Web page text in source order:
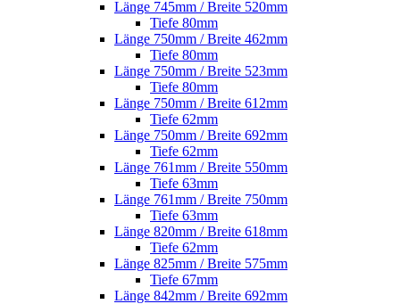
Länge 745mm / Breite 520mm
Tiefe 80mm
Länge 750mm / Breite 462mm
Tiefe 80mm
Länge 750mm / Breite 523mm
Tiefe 80mm
Länge 750mm / Breite 612mm
Tiefe 62mm
Länge 750mm / Breite 692mm
Tiefe 62mm
Länge 761mm / Breite 550mm
Tiefe 63mm
Länge 761mm / Breite 750mm
Tiefe 63mm
Länge 820mm / Breite 618mm
Tiefe 62mm
Länge 825mm / Breite 575mm
Tiefe 67mm
Länge 842mm / Breite 692mm